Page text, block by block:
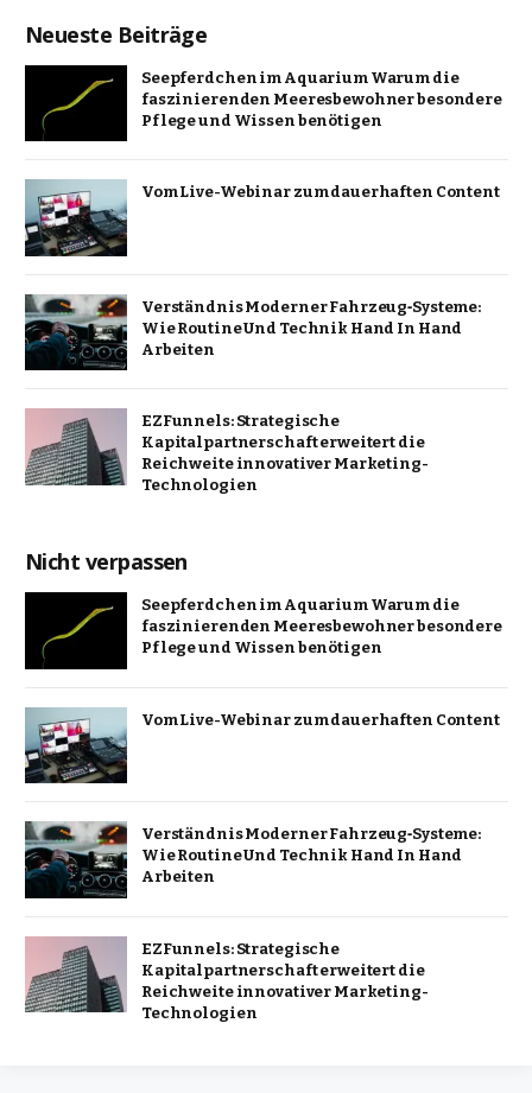
Neueste Beiträge
Seepferdchen im Aquarium Warum die
faszinierenden Meeresbewohner besondere
Pflege und Wissen benötigen
Vom Live-Webinar zum dauerhaften Content
Verständnis Moderner Fahrzeug‑Systeme:
Wie Routine Und Technik Hand In Hand
Arbeiten
EZFunnels: Strategische
Kapitalpartnerschaft erweitert die
Reichweite innovativer Marketing-
Technologien
Nicht verpassen
Seepferdchen im Aquarium Warum die
faszinierenden Meeresbewohner besondere
Pflege und Wissen benötigen
Vom Live-Webinar zum dauerhaften Content
Verständnis Moderner Fahrzeug‑Systeme:
Wie Routine Und Technik Hand In Hand
Arbeiten
EZFunnels: Strategische
Kapitalpartnerschaft erweitert die
Reichweite innovativer Marketing-
Technologien